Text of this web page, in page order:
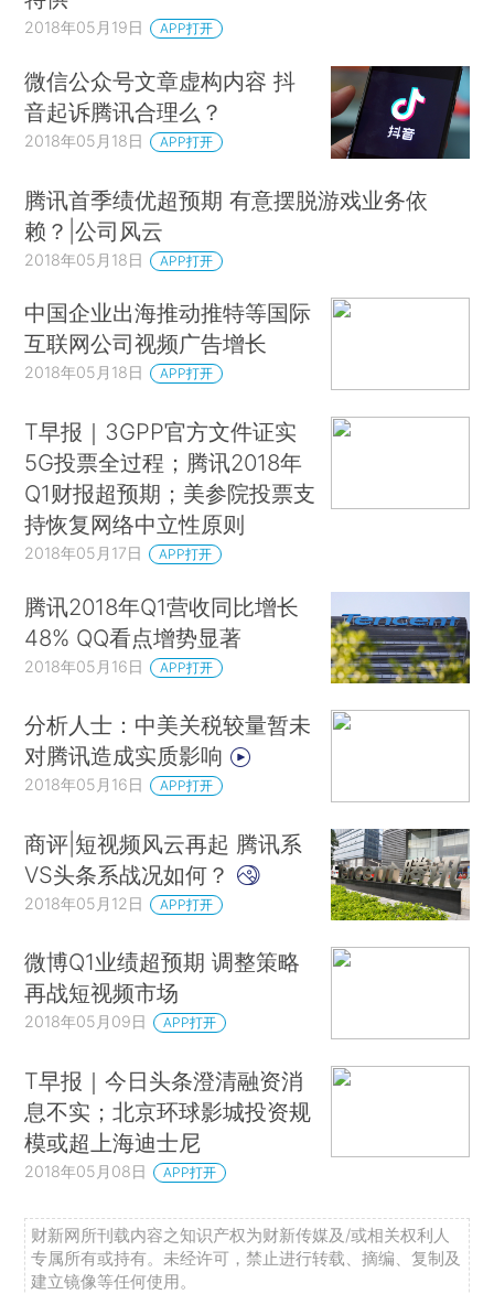
2018年05月19日 APP打开
微信公众号文章虚构内容 抖
音起诉腾讯合理么？
2018年05月18日 APP打开
腾讯首季绩优超预期 有意摆脱游戏业务依
赖？|公司风云
2018年05月18日 APP打开
中国企业出海推动推特等国际
互联网公司视频广告增长
2018年05月18日 APP打开
T早报｜3GPP官方文件证实
5G投票全过程；腾讯2018年
Q1财报超预期；美参院投票支
持恢复网络中立性原则
2018年05月17日 APP打开
腾讯2018年Q1营收同比增长
48% QQ看点增势显著
2018年05月16日 APP打开
分析人士：中美关税较量暂未
对腾讯造成实质影响
2018年05月16日 APP打开
商评|短视频风云再起 腾讯系
VS头条系战况如何？
2018年05月12日 APP打开
微博Q1业绩超预期 调整策略
再战短视频市场
2018年05月09日 APP打开
T早报｜今日头条澄清融资消
息不实；北京环球影城投资规
模或超上海迪士尼
2018年05月08日 APP打开
财新网所刊载内容之知识产权为财新传媒及/或相关权利人
专属所有或持有。未经许可，禁止进行转载、摘编、复制及
建立镜像等任何使用。